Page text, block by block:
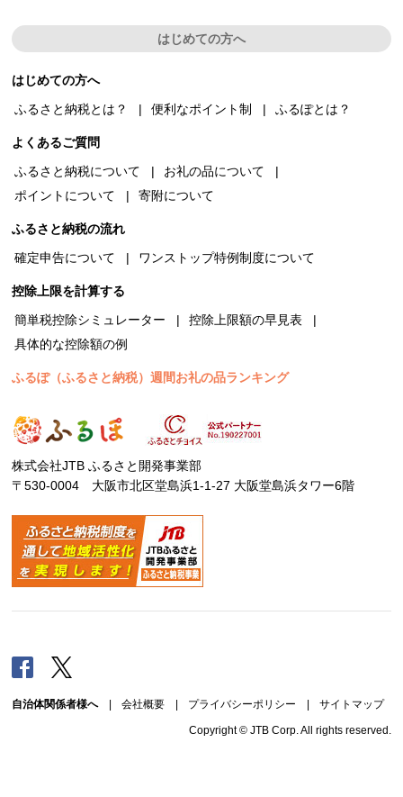
はじめての方へ
はじめての方へ
ふるさと納税とは？
便利なポイント制 ふるぽとは？
よくあるご質問
ふるさと納税について
お礼の品について
ポイントについて
寄附について
ふるさと納税の流れ
確定申告について
ワンストップ特例制度について
控除上限を計算する
簡単税控除シミュレーター
控除上限額の早見表
具体的な控除額の例
ふるぽ（ふるさと納税）週間お礼の品ランキング
株式会社JTB ふるさと開発事業部
〒530-0004 大阪市北区堂島浜1-1-27 大阪堂島浜タワー6階
Facebook
自治体関係者様へ| 会社概要 | プライバシーポリシー | サイトマップ
Copyright © JTB Corp. All rights reserved.